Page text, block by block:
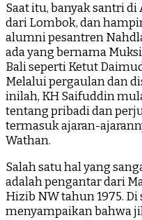
Saat itu, banyak santri di
dari Lombok, dan
alumni pesantren
ada yang bernama
Bali seperti Ketut
Melalui pergaulan dan
inilah, KH Saifuddin
tentang pribadi dan
termasuk ajaran-
Wathan.
Salah satu hal yang
adalah pengantar dari
Hizib NW tahun 1975. Di
menyampaikan bahwa